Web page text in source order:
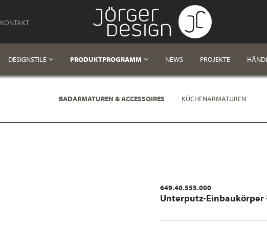
KONTAKT
DESIGNSTILE PRODUKTPROGRAMM NEWS PROJEKTE
BADARMATUREN & ACCESSOIRES KÜCHENARMATUREN
649.40.555.000
Unterputz-